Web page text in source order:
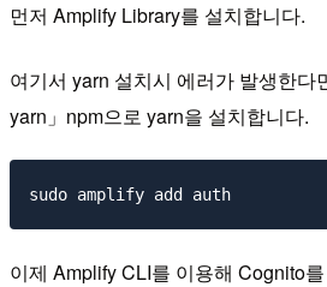
먼저 Amplify Library를 설치합니다.
여기서 yarn 설치시 에러가 발생한다
yarn」npm으로 yarn을 설치합니다.
이제 Amplify CLI를 이용해 Cognito